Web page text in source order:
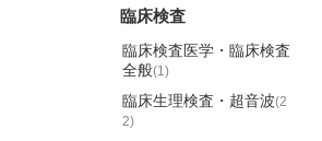
臨床検査
臨床検査医学・臨床検査
全般(1)
臨床生理検査・超音波(2
2)